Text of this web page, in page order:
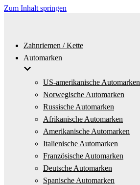
Zum Inhalt springen
Zahnriemen / Kette
Automarken
US-amerikanische Automarken
Norwegische Automarken
Russische Automarken
Afrikanische Automarken
Amerikanische Automarken
Italienische Automarken
Französische Automarken
Deutsche Automarken
Spanische Automarken